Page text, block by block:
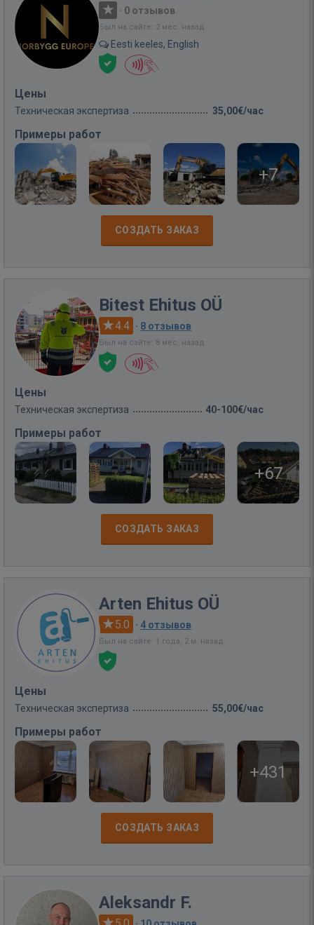
· 0 отзывов
Был на сайте: 2 мес. назад
Eesti keeles, English
Цены
Техническая экспертиза 35,00€/час
Примеры работ
+7
СОЗДАТЬ ЗАКАЗ
Bitest Ehitus OÜ
4.4 · 8 отзывов
Был на сайте: 8 мес. назад
Цены
Техническая экспертиза 40-100€/час
Примеры работ
+67
СОЗДАТЬ ЗАКАЗ
Arten Ehitus OÜ
5.0 · 4 отзывов
Был на сайте: 1 года, 2 м. назад
Цены
Техническая экспертиза 55,00€/час
Примеры работ
+431
СОЗДАТЬ ЗАКАЗ
Aleksandr F.